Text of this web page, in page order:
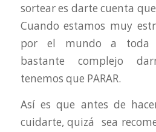
sortear es darte cuenta
Cuando estamos muy
por el mundo a toda
bastante complejo
tenemos que PARAR.
Así es que antes de
cuidarte, quizá sea